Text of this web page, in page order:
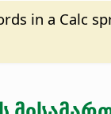
in a Calc